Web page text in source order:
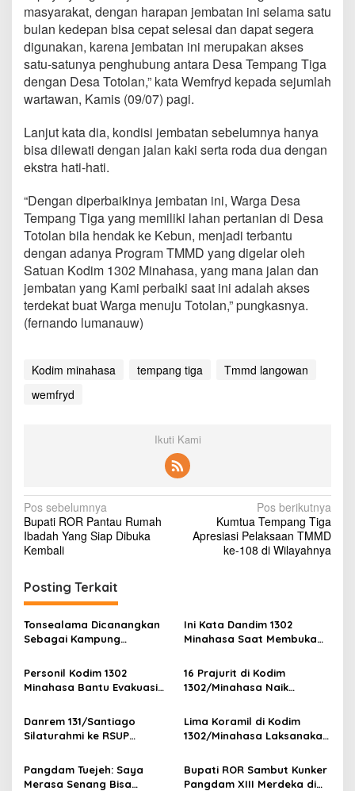
n
d
i
L
o
k
i
T
M
D
i
g
e
n
j
o
t
masyarakat, dengan harapan jembatan ini selama satu
bulan kedepan bisa cepat selesai dan dapat segera
digunakan, karena jembatan ini merupakan akses
satu-satunya penghubung antara Desa Tempang Tiga
dengan Desa Totolan,” kata Wemfryd kepada sejumlah
wartawan, Kamis (09/07) pagi.
Lanjut kata dia, kondisi jembatan sebelumnya hanya
bisa dilewati dengan jalan kaki serta roda dua dengan
ekstra hati-hati.
“Dengan diperbaikinya jembatan ini, Warga Desa
Tempang Tiga yang memiliki lahan pertanian di Desa
Totolan bila hendak ke Kebun, menjadi terbantu
dengan adanya Program TMMD yang digelar oleh
Satuan Kodim 1302 Minahasa, yang mana jalan dan
jembatan yang Kami perbaiki saat ini adalah akses
terdekat buat Warga menuju Totolan,” pungkasnya.
(fernando lumanauw)
Kodim minahasa tempang tiga
Tmmd langowan
wemfryd
Ikuti Kami
N
a
v
i
g
a
s
i
p
s
Pos sebelumnya
Bupati ROR Pantau Rumah
Ibadah Yang Siap Dibuka
Kembali
Pos berikutnya
Kumtua Tempang Tiga
Apresiasi Pelaksaan TMMD
ke-108 di Wilayahnya
Posting Terkait
Tonsealama Dicanangkan
Sebagai Kampung
Ini Kata Dandim 1302
Minahasa Saat Membuka
Hukum Bagi Anggotanya
Personil Kodim 1302
Minahasa Bantu Evakuasi
16 Prajurit di Kodim
1302/Minahasa Naik
Danrem 131/Santiago
Silaturahmi ke RSUP
Penanganan Dua Bocah
Kembar Siam
Lima Koramil di Kodim
1302/Minahasa Laksanakan
Pangdam Tuejeh: Saya
Merasa Senang Bisa
Bupati ROR Sambut Kunker
Pangdam XIII Merdeka di